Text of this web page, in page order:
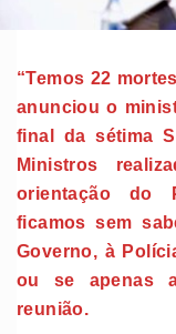
“Temos 22
anunciou o
final da sétima
Ministros
orientação do
ficamos sem
Governo, à
ou se apenas
reunião.